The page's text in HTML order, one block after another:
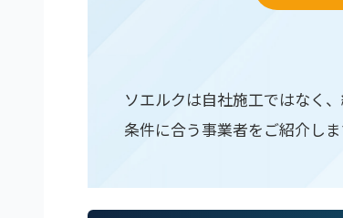
ソエルクは自社施工ではなく
条件に合う事業者をご紹介しま